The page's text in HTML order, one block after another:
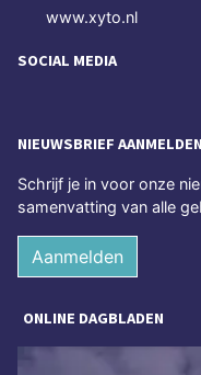
www.xyto.nl
SOCIAL MEDIA
NIEUWSBRIEF AANMELDEN
Schrijf je in voor onze
samenvatting van alle
Aanmelden
ONLINE DAGBLADEN